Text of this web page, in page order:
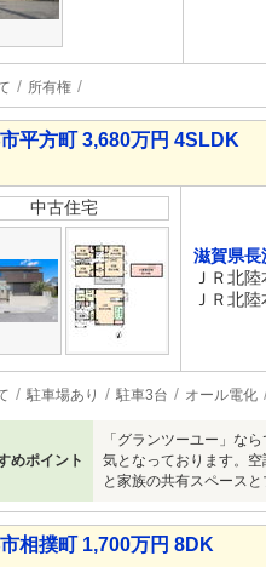
所有権
平方町 3,680万円 4SLDK
中古住宅
滋賀県長
ＪＲ北
ＪＲ北
駐車場あり 駐車3台 オール電化
めポイント
「グランツーユー」な
気となっております。
と家族の共有スペース
相撲町 1,700万円 8DK